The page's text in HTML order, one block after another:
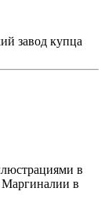
завод купца
в
Маргиналии в